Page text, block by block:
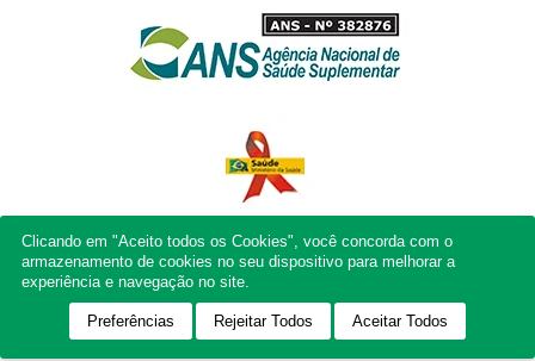
Clicando em "Aceito todos os Cookies", você concorda com o
armazenamento de cookies no seu dispositivo para melhorar a
experiência e navegação no site.
Preferências Rejeitar Todos Aceitar Todos